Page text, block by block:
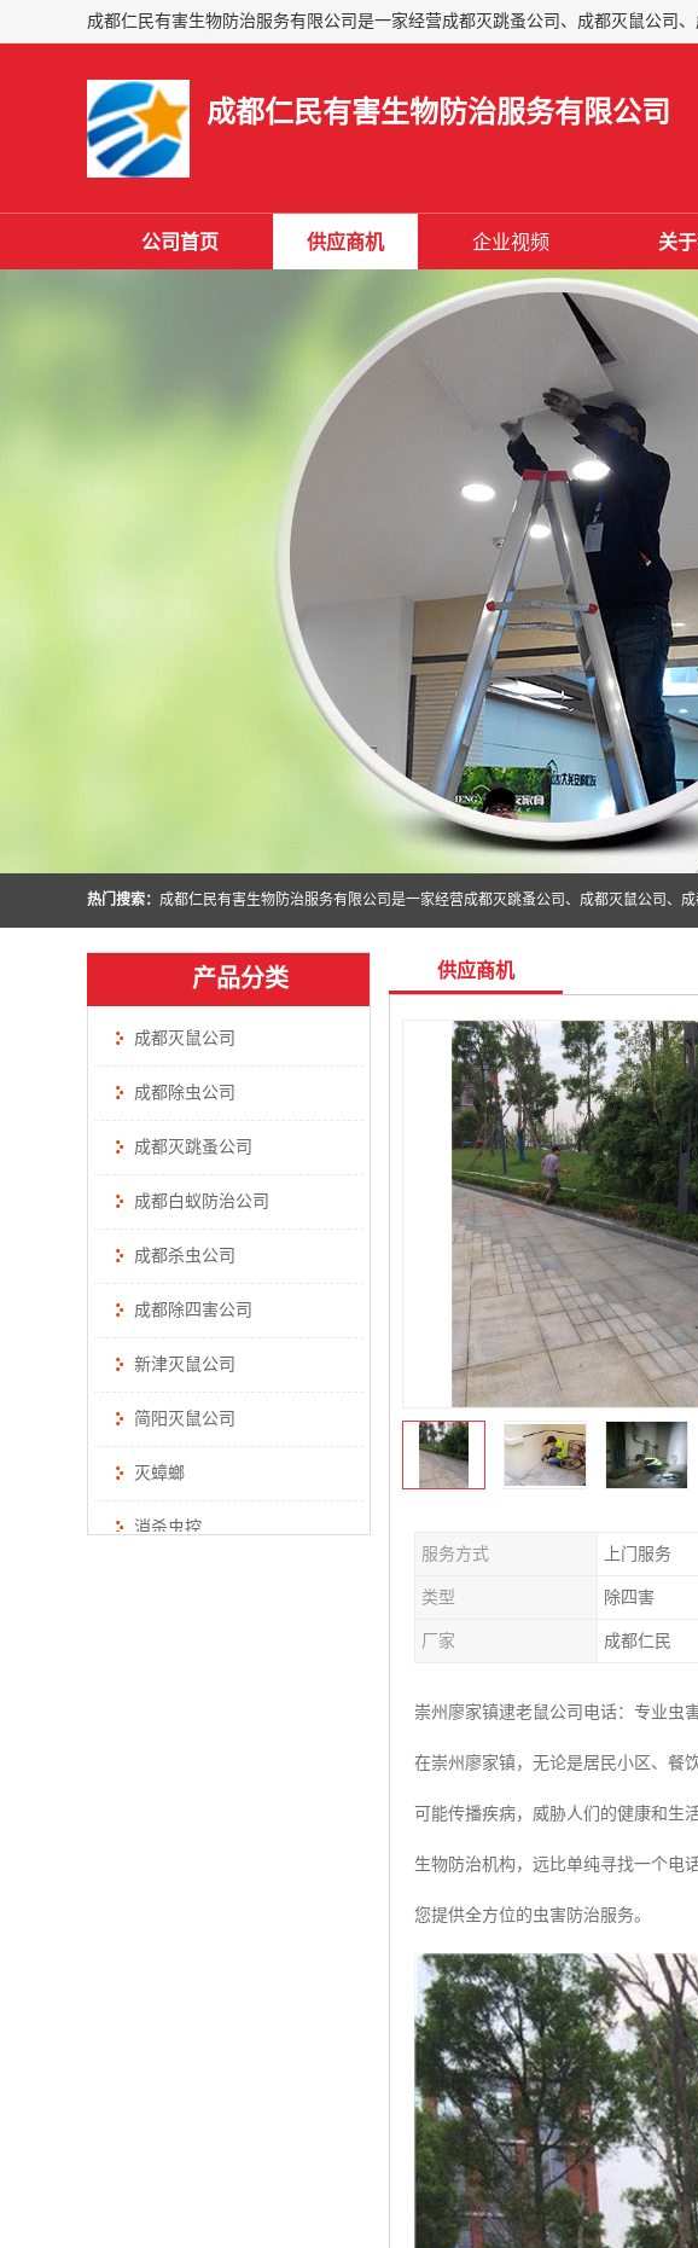
成都仁民有害生物防治服务有限公司
公司首页 供应商机 企业视频 关于
热门搜索：
产品分类
成都灭鼠公司
成都除虫公司
成都灭跳蚤公司
成都白蚁防治公司
成都杀虫公司
成都除四害公司
新津灭鼠公司
简阳灭鼠公司
灭蟑螂
消杀虫控
供应商机
服务方式 上门服务
类型 除四害
厂家 成都仁民
崇州廖家镇逮老鼠公司电话：专业虫
在崇州廖家镇，无论是居民小区、餐
可能传播疾病，威胁人们的健康和生
生物防治机构，远比单纯寻找一个电
您提供全方位的虫害防治服务。